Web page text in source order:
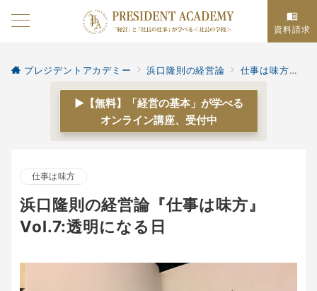
資料請求
プレジデントアカデミー 浜口隆則の経営論 仕事は味方
▶【無料】「経営の基本」が学べる
オンライン講座、受付中
仕事は味方
浜口隆則の経営論『仕事は味方』
Vol.7:透明になる日